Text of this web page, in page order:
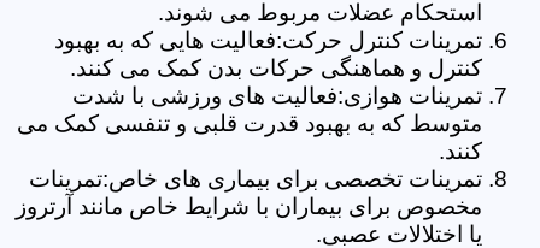
استحکام عضلات مربوط می شوند.
تمرینات کنترل حرکت:فعالیت هایی که به بهبود
کنترل و هماهنگی حرکات بدن کمک می کنند.
تمرینات هوازی:فعالیت های ورزشی با شدت
متوسط که به بهبود قدرت قلبی و تنفسی کمک می
کنند.
تمرینات تخصصی برای بیماری های خاص:تمرینات
مخصوص برای بیماران با شرایط خاص مانند آرتروز
یا اختلالات عصبی.